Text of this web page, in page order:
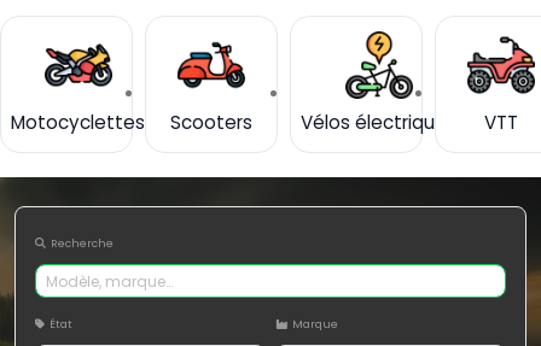
Motocyclettes Scooters Vélos électriques VTT
Recherche
État Marque